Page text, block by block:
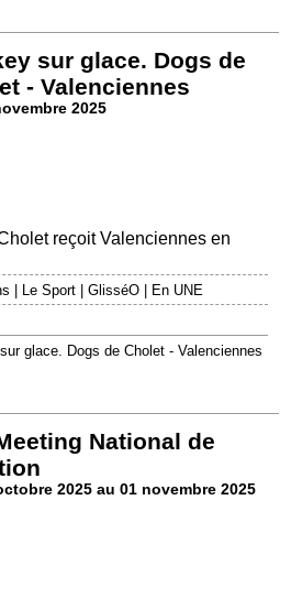
sur glace. Dogs de
- Valenciennes
2025
reçoit Valenciennes en
Le Sport |GlisséO
En UNE
glace. Dogs de Cholet - Valenciennes
National de
2025 au 01 novembre 2025